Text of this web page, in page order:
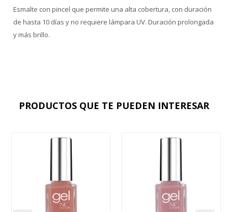
Esmalte con pincel que permite una alta cobertura, con duración
de hasta 10 días y no requiere lámpara UV. Duración prolongada
y más brillo.
PRODUCTOS QUE TE PUEDEN INTERESAR